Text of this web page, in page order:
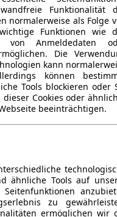
Funktionalität
normalerweise als Folge
Funktionen wie
von Anmeldedaten
Die
kann
können
Tools blockieren oder
Cookies oder
beeinträchtigen.
ähnliche Tools auf
zu
ermöglichen wir